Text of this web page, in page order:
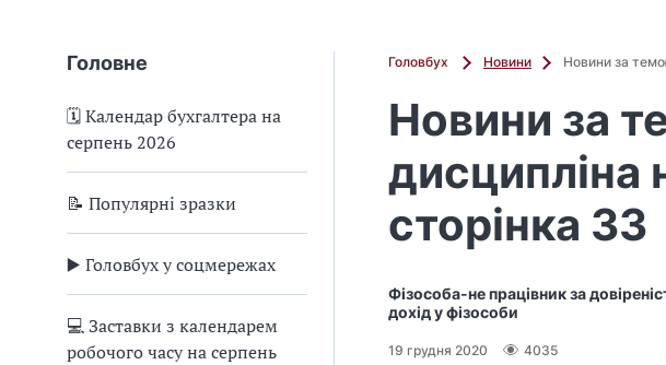
Головне
🗓️ Календар бухгалтера на
серпень 2026
📝 Популярні зразки
▶️ Головбух у соцмережах
💻 Заставки з календарем
робочого часу на серпень
Головбух Новини Новини за
Новини за
дисципліна
сторінка 33
Фізособа-не працівник за
дохід у фізособи
19 грудня 2020 4035